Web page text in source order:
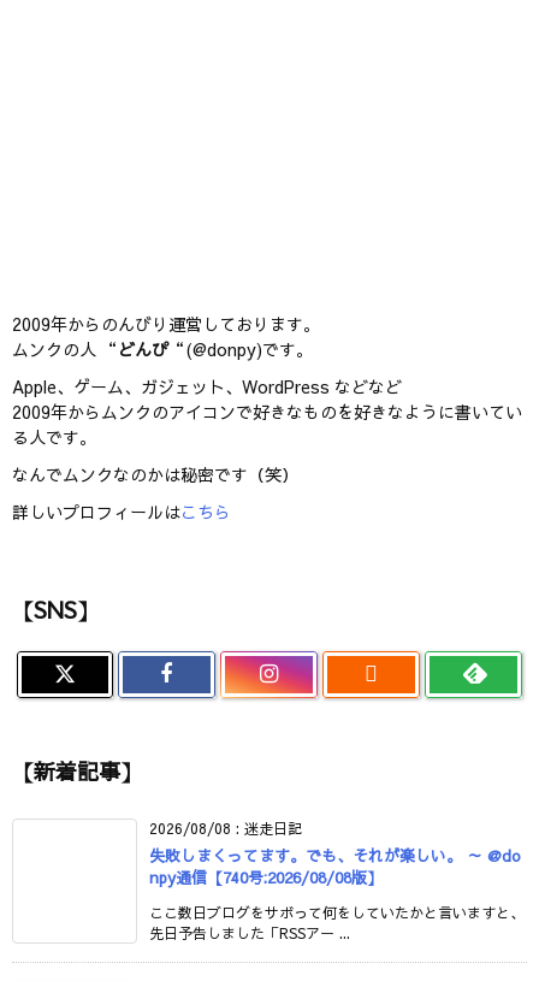
2009年からのんびり運営しております。
ムンクの人 “ どんぴ“(@donpy)です。
Apple、ゲーム、ガジェット、WordPress などなど
2009年からムンクのアイコンで好きなものを好きなように書いてい
る人です。
なんでムンクなのかは秘密です（笑）
詳しいプロフィールはこちら
【SNS】

【新着記事】
2026/08/08 : 迷走日記
失敗しまくってます。でも、それが楽しい。 ～ @do
npy通信【740号:2026/08/08版】
ここ数日ブログをサボって何をしていたかと言いますと、
先日予告しました「RSSアー ...